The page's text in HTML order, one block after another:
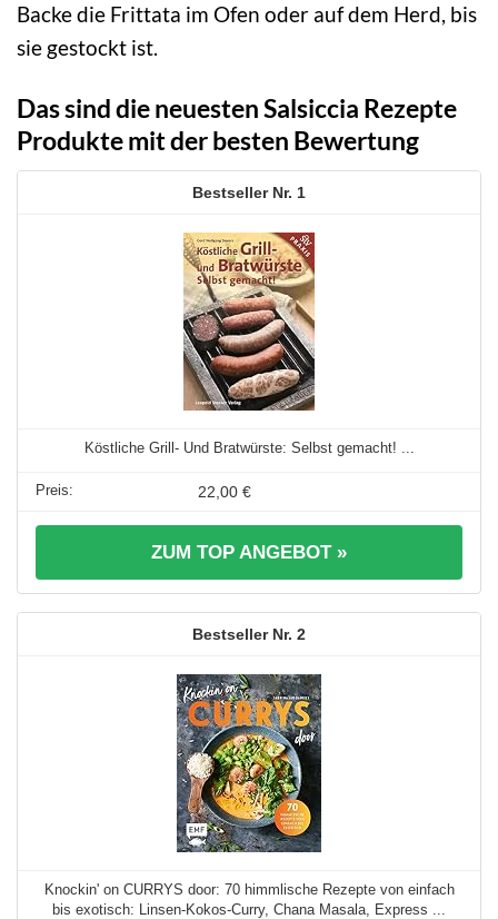
Backe die Frittata im Ofen oder auf dem Herd, bis
sie gestockt ist.
Das sind die neuesten Salsiccia Rezepte
Produkte mit der besten Bewertung
1
Köstliche Grill- Und Bratwürste: Selbst gemacht! ...
22,00 €
ZUM TOP ANGEBOT »
2
Knockin' on CURRYS door: 70 himmlische Rezepte von einfach
bis exotisch: Linsen-Kokos-Curry, Chana Masala, Express ...